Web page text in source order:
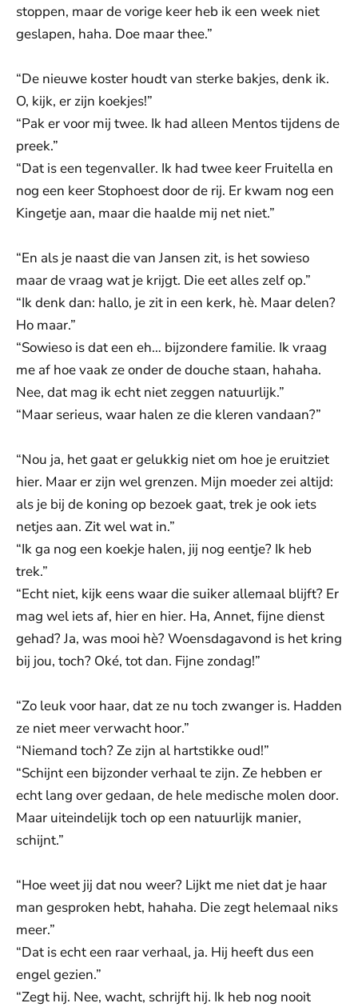
stoppen, maar de vorige keer heb ik een week niet
geslapen, haha. Doe maar thee.”
“De nieuwe koster houdt van sterke bakjes, denk ik.
O, kijk, er zijn koekjes!”
“Pak er voor mij twee. Ik had alleen Mentos tijdens de
preek.”
“Dat is een tegenvaller. Ik had twee keer Fruitella en
nog een keer Stophoest door de rij. Er kwam nog een
Kingetje aan, maar die haalde mij net niet.”
“En als je naast die van Jansen zit, is het sowieso
maar de vraag wat je krijgt. Die eet alles zelf op.”
“Ik denk dan: hallo, je zit in een kerk, hè. Maar delen?
Ho maar.”
“Sowieso is dat een eh… bijzondere familie. Ik vraag
me af hoe vaak ze onder de douche staan, hahaha.
Nee, dat mag ik echt niet zeggen natuurlijk.”
“Maar serieus, waar halen ze die kleren vandaan?”
“Nou ja, het gaat er gelukkig niet om hoe je eruitziet
hier. Maar er zijn wel grenzen. Mijn moeder zei altijd:
als je bij de koning op bezoek gaat, trek je ook iets
netjes aan. Zit wel wat in.”
“Ik ga nog een koekje halen, jij nog eentje? Ik heb
trek.”
“Echt niet, kijk eens waar die suiker allemaal blijft? Er
mag wel iets af, hier en hier. Ha, Annet, fijne dienst
gehad? Ja, was mooi hè? Woensdagavond is het kring
bij jou, toch? Oké, tot dan. Fijne zondag!”
“Zo leuk voor haar, dat ze nu toch zwanger is. Hadden
ze niet meer verwacht hoor.”
“Niemand toch? Ze zijn al hartstikke oud!”
“Schijnt een bijzonder verhaal te zijn. Ze hebben er
echt lang over gedaan, de hele medische molen door.
Maar uiteindelijk toch op een natuurlijk manier,
schijnt.”
“Hoe weet jij dat nou weer? Lijkt me niet dat je haar
man gesproken hebt, hahaha. Die zegt helemaal niks
meer.”
“Dat is echt een raar verhaal, ja. Hij heeft dus een
engel gezien.”
“Zegt hij. Nee, wacht, schrijft hij. Ik heb nog nooit